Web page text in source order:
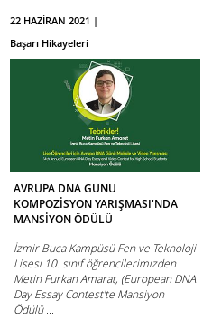
22 HAZİRAN 2021 |
Başarı Hikayeleri
AVRUPA DNA GÜNÜ
KOMPOZİSYON YARIŞMASI'NDA
MANSİYON ÖDÜLÜ
İzmir Buca Kampüsü Fen ve Teknoloji
Lisesi 10. sınıf öğrencilerimizden
Metin Furkan Amarat, (European DNA
Day Essay Contest'te Mansiyon
Ödülü ...